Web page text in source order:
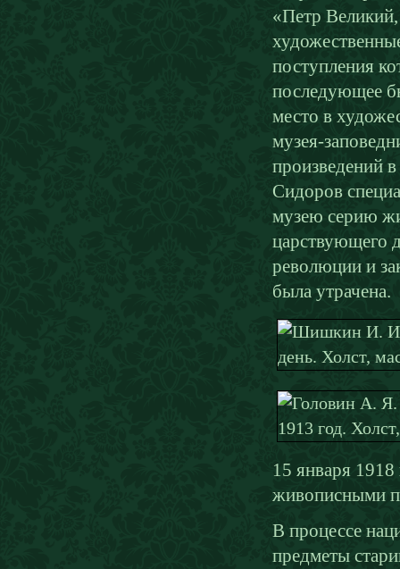
«Петр
поступления
последующее
место в
музея-
произведений
Сидоров
музею серию
царствующего
революции и
была утрачена.
15 января 1918
живописными
В процессе
предметы